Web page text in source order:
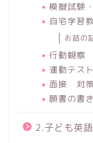
模擬試験
自宅学習
お話の
行動観察
運動テス
面接 対
願書の書
2.子ども英